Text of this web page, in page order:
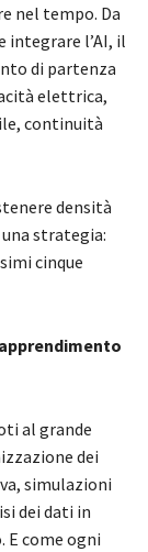
nel tempo. Da
integrare l’AI, il
di partenza
elettrica,
continuità
densità
strategia:
cinque
al grande
dei
simulazioni
dei dati in
E come ogni